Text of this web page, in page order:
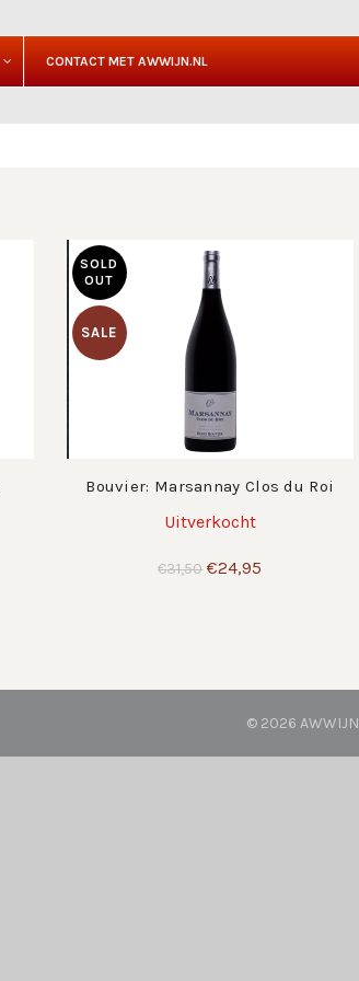
CONTACT MET AWWIJN.NL
SALE
SOLD
OUT
Bouvier: Marsannay Clos du Roi
Uitverkocht
€31,50 Oorspronkelijke
€24,95
© 2026 AWWIJN